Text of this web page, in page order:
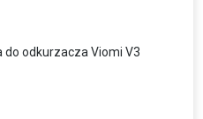
do odkurzacza Viomi V3